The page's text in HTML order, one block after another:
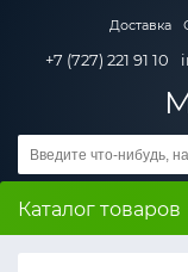
Доставка
+7 (727) 221 91 10
Каталог товаров